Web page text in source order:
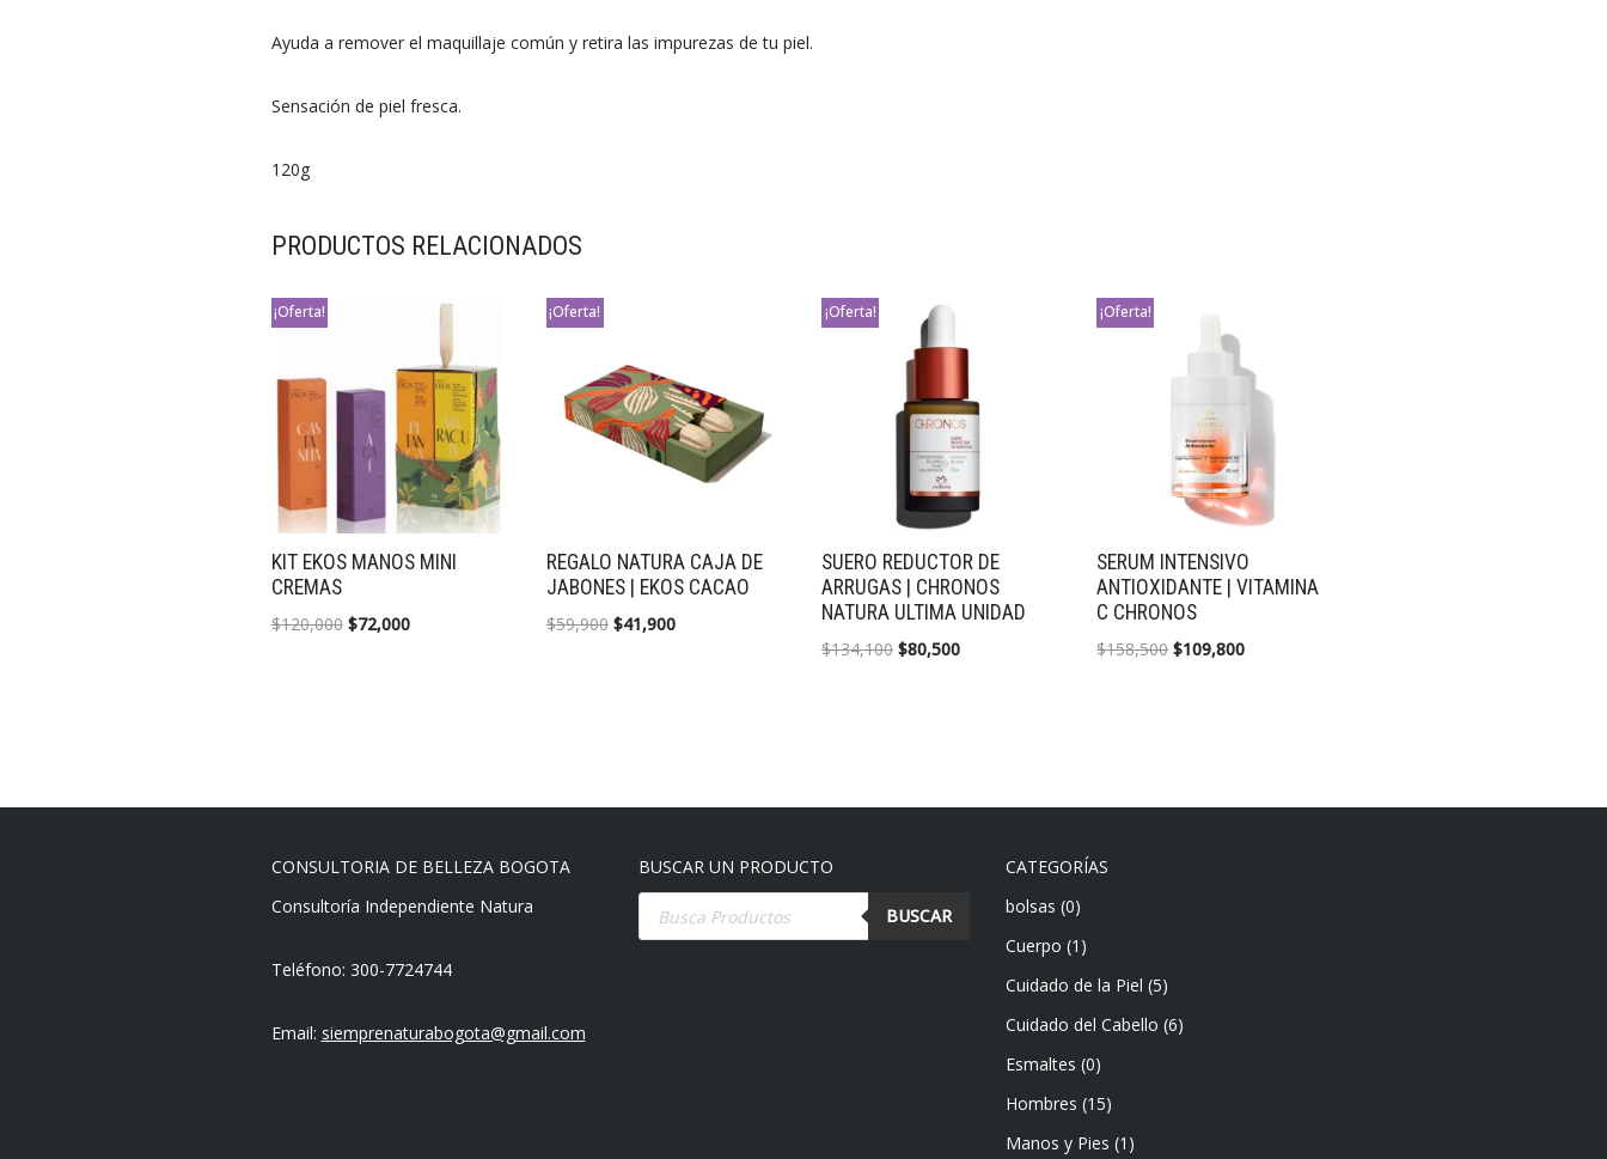
Ayuda a remover el maquillaje común y retira las impurezas de tu piel.
Sensación de piel fresca.
120g
PRODUCTOS RELACIONADOS
¡Oferta!
KIT EKOS MANOS MINI
CREMAS
$120,000 $72,000
¡Oferta!
REGALO NATURA CAJA DE
JABONES | EKOS CACAO
$59,900 $41,900
¡Oferta!
SUERO REDUCTOR DE
ARRUGAS | CHRONOS
NATURA ULTIMA UNIDAD
$134,100 $80,500
¡Oferta!
SERUM INTENSIVO
ANTIOXIDANTE | VITAMINA
C CHRONOS
$158,500 $109,800
CONSULTORIA DE BELLEZA BOGOTA
Consultoría Independiente Natura
Teléfono: 300-7724744
Email: siemprenaturabogota@gmail.com
BUSCAR UN PRODUCTO
BUSCAR
CATEGORÍAS
bolsas (0)
Cuerpo (1)
Cuidado de la Piel (5)
Cuidado del Cabello (6)
Esmaltes (0)
Hombres (15)
Manos y Pies (1)